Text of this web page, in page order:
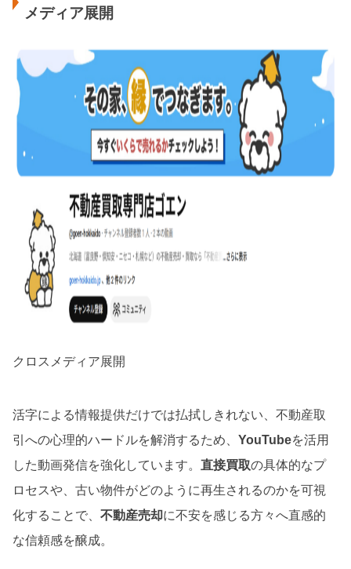
メディア展開
クロスメディア展開
活字による情報提供だけでは払拭しきれない、不動産取
引への心理的ハードルを解消するため、YouTubeを活用
した動画発信を強化しています。直接買取の具体的なプ
ロセスや、古い物件がどのように再生されるのかを可視
化することで、不動産売却に不安を感じる方々へ直感的
な信頼感を醸成。